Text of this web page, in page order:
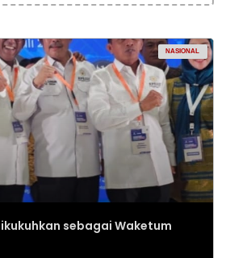
NASIONAL
sebagai Waketum